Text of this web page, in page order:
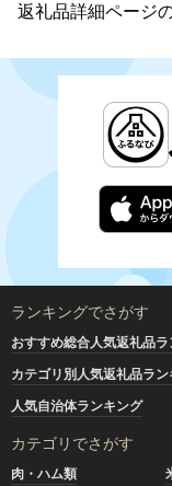
返礼品詳細ページ
ランキングでさがす
おすすめ総合人気返礼品
カテゴリ別人気返礼品ラ
人気自治体ランキング
カテゴリでさがす
肉・ハム類